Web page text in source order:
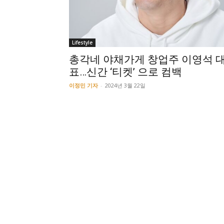
Lifestyle
총각네 야채가게 창업주 이영석
표…신간 ‘티켓’ 으로 컴백
이정민 기자 - 2024년 3월 22일